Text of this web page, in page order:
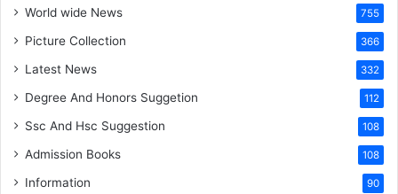
World wide News 755
Picture Collection 366
Latest News 332
Degree And Honors Suggetion 112
Ssc And Hsc Suggestion 108
Admission Books 108
Information 90